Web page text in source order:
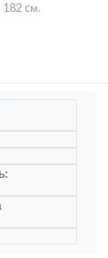
182 cм.